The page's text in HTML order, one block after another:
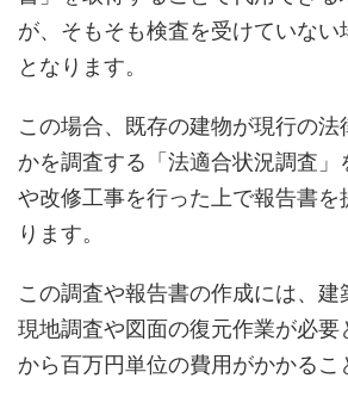
が、そもそも検査を受けていない
となります。
この場合、既存の建物が現行の法
かを調査する「法適合状況調査
や改修工事を行った上で報告書を
ります。
この調査や報告書の作成には、建
現地調査や図面の復元作業が必要
から百万円単位の費用がかかるこ